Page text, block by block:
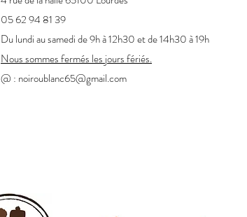
05 62 94 81 39
Du lundi au samedi de 9h à 12h30 et de 14h30 à 19h
Nous sommes fermés les jours fériés.
@ : noiroublanc65@gmail.com